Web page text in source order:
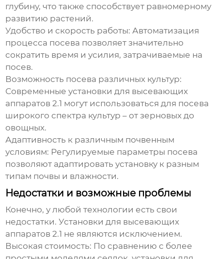
глубину, что также способствует равномерному
развитию растений.
Удобство и скорость работы: Автоматизация
процесса посева позволяет значительно
сократить время и усилия, затрачиваемые на
посев.
Возможность посева различных культур:
Современныеустановки для высевающих
аппаратов 2.1 могут использоваться для посева
широкого спектра культур – от зерновых до
овощных.
Адаптивность к различным почвенным
условиям: Регулируемые параметры посева
позволяют адаптировать установку к разным
типам почвы и влажности.
Недостатки и возможные проблемы
Конечно, у любой технологии есть свои
недостатки.Установки для высевающих
аппаратов 2.1 не являются исключением.
Высокая стоимость: По сравнению с более